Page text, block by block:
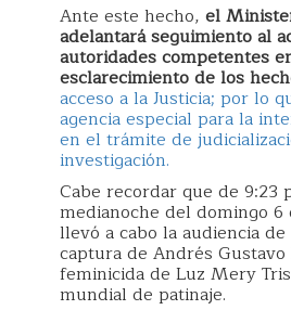
Ante este hecho, el
adelantará seguimiento al
autoridades competentes
esclarecimiento de los
acceso a la Justicia; por lo
agencia especial para la
en el trámite de
investigación.
Cabe recordar que de 9:23
medianoche del domingo 6
llevó a cabo la audiencia
captura de Andrés
feminicida de Luz Mery
mundial de patinaje.